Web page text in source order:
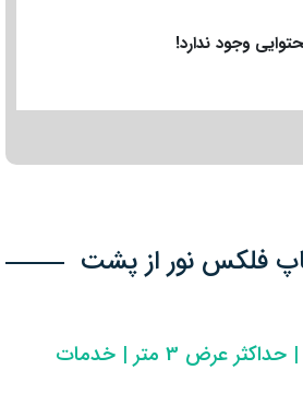
وجود ندارد!
فلکس نور از پشت
چاپ فوری باکیفیت | حداکثر عرض 3 متر | خدمات